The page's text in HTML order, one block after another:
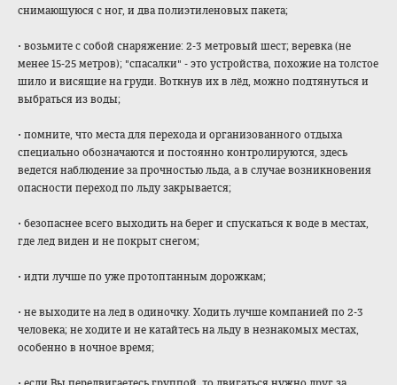
снимающуюся с ног, и два полиэтиленовых пакета;
• возьмите с собой снаряжение: 2-3 метровый шест; веревка (не
менее 15-25 метров); "спасалки" - это устройства, похожие на толстое
шило и висящие на груди. Воткнув их в лёд, можно подтянуться и
выбраться из воды;
• помните, что места для перехода и организованного отдыха
специально обозначаются и постоянно контролируются, здесь
ведется наблюдение за прочностью льда, а в случае возникновения
опасности переход по льду закрывается;
• безопаснее всего выходить на берег и спускаться к воде в местах,
где лед виден и не покрыт снегом;
• идти лучше по уже протоптанным дорожкам;
• не выходите на лед в одиночку. Ходить лучше компанией по 2-3
человека; не ходите и не катайтесь на льду в незнакомых местах,
особенно в ночное время;